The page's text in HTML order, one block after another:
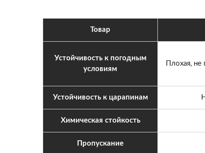
Товар
Устойчивость к погодным
условиям
Плохая,
Устойчивость к царапинам
Химическая стойкость
Пропускание